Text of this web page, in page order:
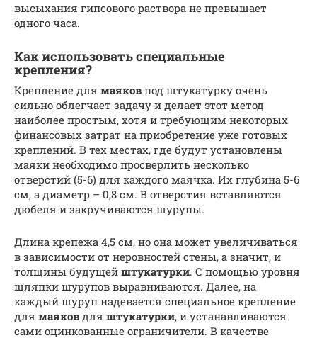
высыхания гипсового раствора не превышает
одного часа.
Как использовать специальные
крепления?
Крепление для маяков под штукатурку очень
сильно облегчает задачу и делает этот метод
наиболее простым, хотя и требующим некоторых
финансовых затрат на приобретение уже готовых
креплений. В тех местах, где будут установлены
маяки необходимо просверлить несколько
отверстий (5-6) для каждого маячка. Их глубина 5-6
см, а диаметр – 0,8 см. В отверстия вставляются
дюбеля и закручиваются шурупы.
Длина крепежа 4,5 см, но она может увеличиваться
в зависимости от неровностей стены, а значит, и
толщины будущей штукатурки. С помощью уровня
шляпки шурупов выравниваются. Далее, на
каждый шуруп надевается специальное крепление
для маяков для штукатурки, и устанавливаются
сами оцинкованные ограничители. В качестве